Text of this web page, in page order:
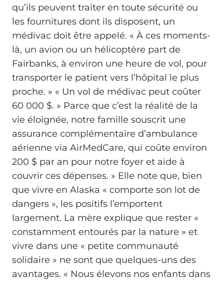
qu’ils peuvent traiter en toute sécurité ou
les fournitures dont ils disposent, un
médivac doit être appelé. « À ces moments-
là, un avion ou un hélicoptère part de
Fairbanks, à environ une heure de vol, pour
transporter le patient vers l’hôpital le plus
proche. » « Un vol de médivac peut coûter
60 000 $. » Parce que c’est la réalité de la
vie éloignée, notre famille souscrit une
assurance complémentaire d’ambulance
aérienne via AirMedCare, qui coûte environ
200 $ par an pour notre foyer et aide à
couvrir ces dépenses. » Elle note que, bien
que vivre en Alaska « comporte son lot de
dangers », les positifs l’emportent
largement. La mère explique que rester «
constamment entourés par la nature » et
vivre dans une « petite communauté
solidaire » ne sont que quelques-uns des
avantages. « Nous élevons nos enfants dans